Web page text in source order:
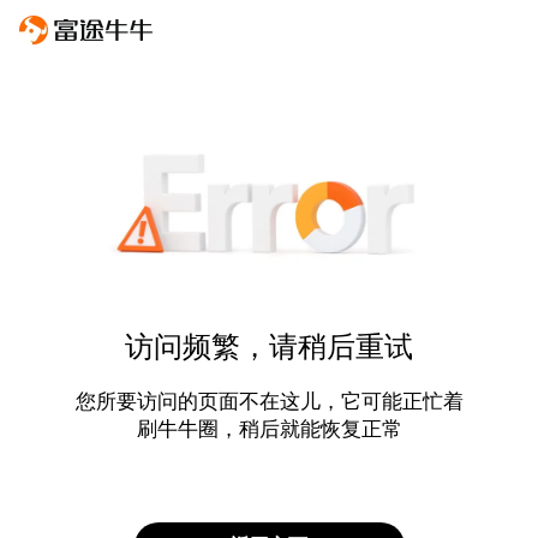
访问频繁，请稍后重试
您所要访问的页面不在这儿，它可能正忙着
刷牛牛圈，稍后就能恢复正常